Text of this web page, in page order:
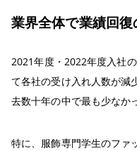
業界全体で業績回復
2021年度・2022年度入社
て各社の受け入れ人数が減
去数十年の中で最も少なか
特に、服飾専門学生のファ